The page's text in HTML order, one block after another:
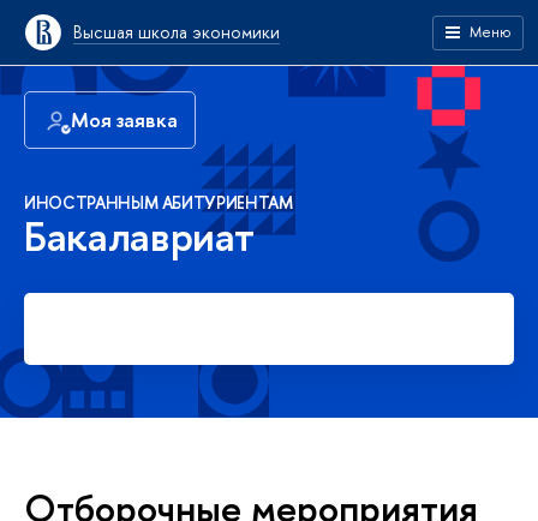
Высшая школа экономики Меню
Моя заявка
ИНОСТРАННЫМ АБИТУРИЕНТАМ
Бакалавриат
Отборочные мероприятия